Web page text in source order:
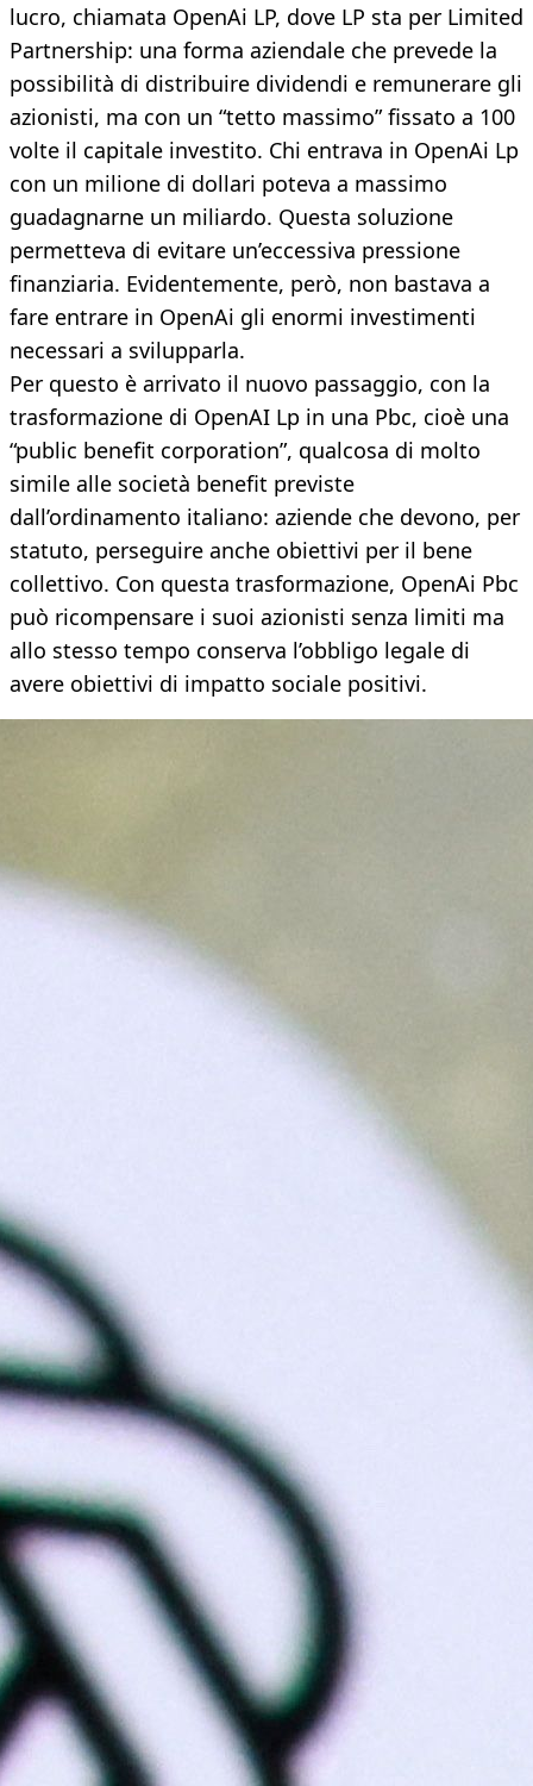
lucro, chiamata OpenAi LP, dove LP sta per Limited
Partnership: una forma aziendale che prevede la
possibilità di distribuire dividendi e remunerare gli
azionisti, ma con un “tetto massimo” fissato a 100
volte il capitale investito. Chi entrava in OpenAi Lp
con un milione di dollari poteva a massimo
guadagnarne un miliardo. Questa soluzione
permetteva di evitare un’eccessiva pressione
finanziaria. Evidentemente, però, non bastava a
fare entrare in OpenAi gli enormi investimenti
necessari a svilupparla.
Per questo è arrivato il nuovo passaggio, con la
trasformazione di OpenAI Lp in una Pbc, cioè una
“public benefit corporation”, qualcosa di molto
simile alle società benefit previste
dall’ordinamento italiano: aziende che devono, per
statuto, perseguire anche obiettivi per il bene
collettivo. Con questa trasformazione, OpenAi Pbc
può ricompensare i suoi azionisti senza limiti ma
allo stesso tempo conserva l’obbligo legale di
avere obiettivi di impatto sociale positivi.